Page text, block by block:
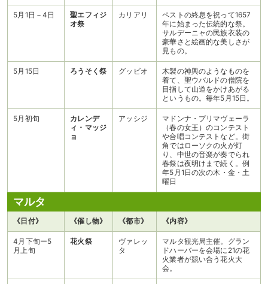
5月1日－4日
聖エフィジ
オ祭
カリアリ
ペストの終息を祝って1657
年に始まった伝統的な祭。
サルデーニャの民族衣装の
豪華さと絵画的な美しさが
見もの。
5月15日 ろうそく祭 グッビオ
木製の神輿のようなものを
着て、聖ウバルドの僧院を
目指して山道をかけあがる
というもの。毎年5月15日。
5月初旬
カレンデ
ィ・マッジ
ョ
アッシジ
マドンナ・プリマヴェーラ
（春の女王）のコンテスト
や合唱コンテストなど。街
角ではローソクの火が灯
り、中世の音楽が奏でられ
春祭は夜明けまで続く。例
年5月1日の次の木・金・土
曜日
マルタ
《日付》 《催し物》 《都市》 《内容》
4月下旬ー5
月上旬
花火祭
ヴァレッ
タ
マルタ観光局主催。グラン
ドハーバーを会場に21の花
火業者が競い合う花火大
会。